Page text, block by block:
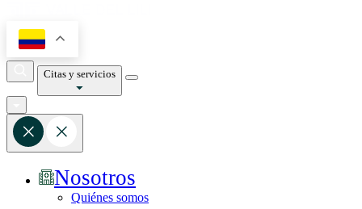
Citas y servicios
Nosotros
Quiénes somos